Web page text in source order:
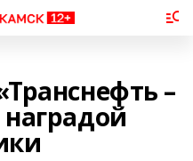
–